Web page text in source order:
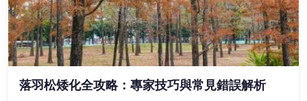
落羽松矮化全攻略：專家技巧與常見錯誤解析